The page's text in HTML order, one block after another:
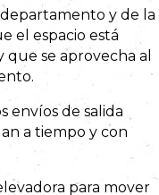
y de la
el espacio está
que se aprovecha al
envíos de salida
a tiempo y con
para mover